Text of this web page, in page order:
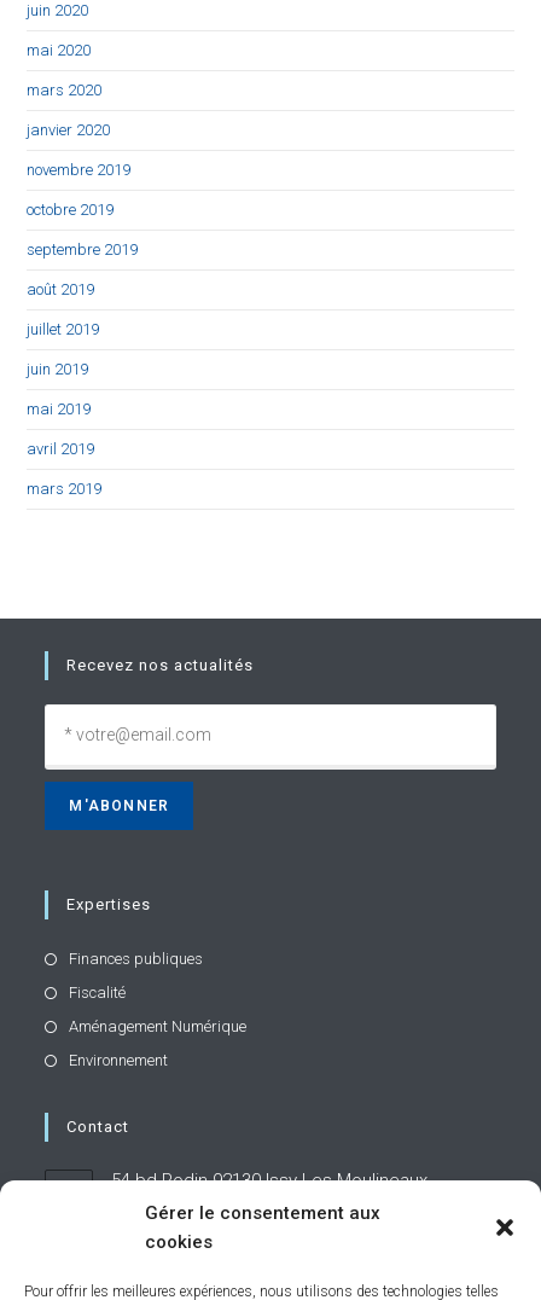
Gérer le consentement aux
cookies
Pour offrir les meilleures expériences, nous utilisons des technologies telles
juin 2020
mai 2020
mars 2020
janvier 2020
novembre 2019
octobre 2019
septembre 2019
août 2019
juillet 2019
juin 2019
mai 2019
avril 2019
mars 2019
Recevez nos actualités
Expertises
Finances publiques
Fiscalité
Aménagement Numérique
Environnement
Contact
54 bd Rodin 92130 Issy-Les-Moulineaux
01 71 19 95 60